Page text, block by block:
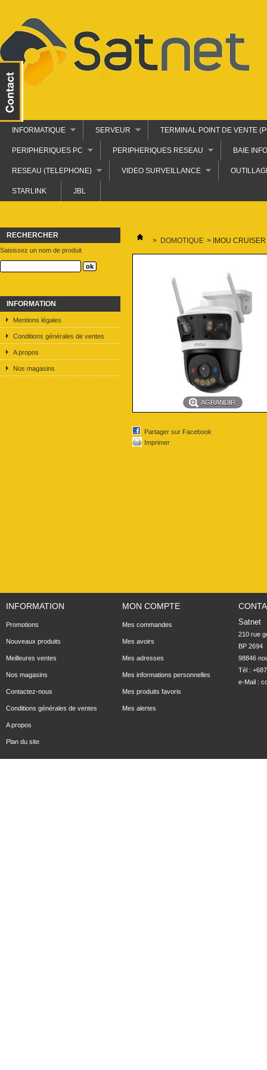
INFORMATIQUE SERVEUR TERMINAL POINT DE VENTE
PERIPHERIQUES PC PERIPHERIQUES RESEAU BAIE
RESEAU (TELEPHONE) VIDEO SURVEILLANCE
STARLINK JBL
RECHERCHER
Saisissez un nom de produit
INFORMATION
Mentions légales
Conditions générales de ventes
A propos
Nos magasins
> DOMOTIQUE > IMOU
AGRANDIR
Partager sur Facebook
Imprimer
INFORMATION
Promotions
Nouveaux produits
Meilleures ventes
Nos magasins
Contactez-nous
Conditions générales de ventes
A propos
Plan du site
MON COMPTE
Mes commandes
Mes avoirs
Mes adresses
Mes informations personnelles
Mes produits favoris
Mes alertes
Satnet
210 rue
BP 2694
98846
Tél :
e-Mail :